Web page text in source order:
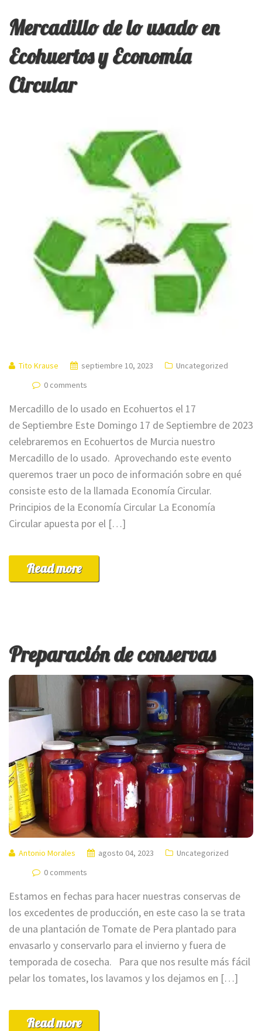
Mercadillo de lo usado en
Ecohuertos y Economía
Circular
Tito Krause septiembre 10, 2023
Uncategorized
0 comments
Mercadillo de lo usado en Ecohuertos el 17
de Septiembre Este Domingo 17 de Septiembre de 2023
celebraremos en Ecohuertos de Murcia nuestro
Mercadillo de lo usado. Aprovechando este evento
queremos traer un poco de información sobre en qué
consiste esto de la llamada Economía Circular.
Principios de la Economía Circular La Economía
Circular apuesta por el […]
Read more
Preparación de conservas
Antonio Morales agosto 04, 2023
Uncategorized
0 comments
Estamos en fechas para hacer nuestras conservas de
los excedentes de producción, en este caso la se trata
de una plantación de Tomate de Pera plantado para
envasarlo y conservarlo para el invierno y fuera de
temporada de cosecha. Para que nos resulte más fácil
pelar los tomates, los lavamos y los dejamos en […]
Read more